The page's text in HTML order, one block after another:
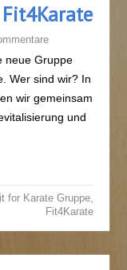
neue Gruppe
Wer sind wir? In
wir gemeinsam
und
for Karate Gruppe,
Fit4Karate